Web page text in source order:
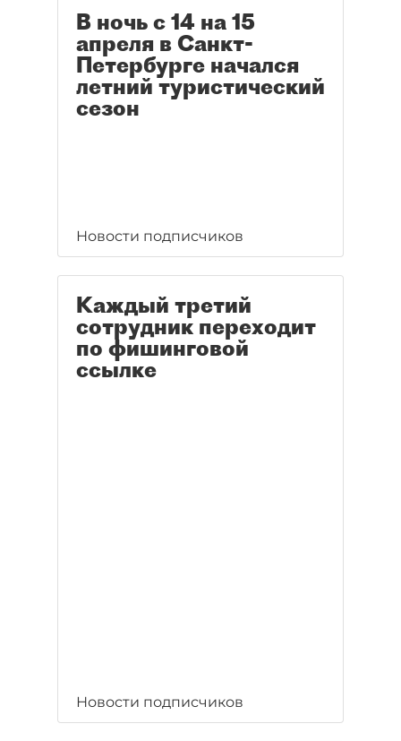
В ночь с 14 на 15
апреля в Санкт-
Петербурге начался
летний туристический
сезон
Новости подписчиков
Каждый третий
сотрудник переходит
по фишинговой
ссылке
Новости подписчиков